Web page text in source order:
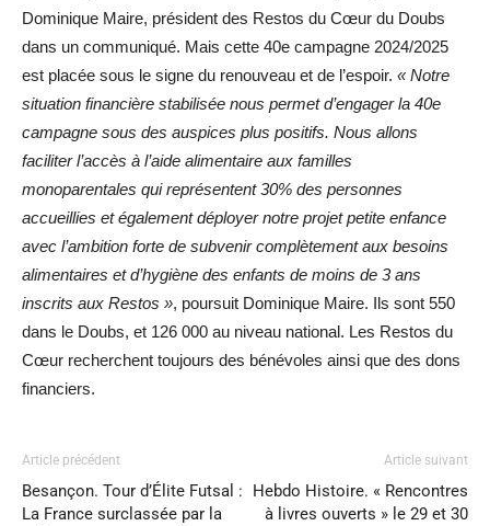
Dominique Maire, président des Restos du Cœur du Doubs
dans un communiqué. Mais cette 40e campagne 2024/2025
est placée sous le signe du renouveau et de l’espoir. « Notre
situation financière stabilisée nous permet d’engager la 40e
campagne sous des auspices plus positifs. Nous allons
faciliter l’accès à l’aide alimentaire aux familles
monoparentales qui représentent 30% des personnes
accueillies et également déployer notre projet petite enfance
avec l’ambition forte de subvenir complètement aux besoins
alimentaires et d’hygiène des enfants de moins de 3 ans
inscrits aux Restos », poursuit Dominique Maire. Ils sont 550
dans le Doubs, et 126 000 au niveau national. Les Restos du
Cœur recherchent toujours des bénévoles ainsi que des dons
financiers.
Article précédent
Besançon. Tour d’Élite Futsal :
La France surclassée par la
Article suivant
Hebdo Histoire. « Rencontres
à livres ouverts » le 29 et 30